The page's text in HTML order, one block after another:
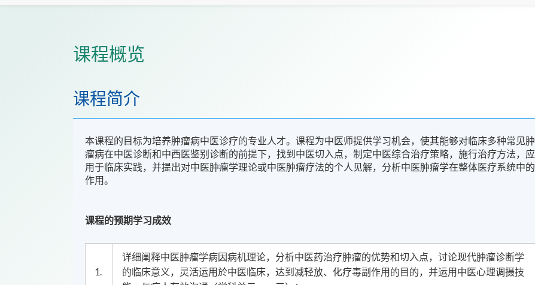
课程概览
课程简介
本课程的目标为培养肿瘤病中医诊疗的专业人才。课程为中医师提供学习机会，使其能够对临床多种常见肿
瘤病在中医诊断和中西医鉴别诊断的前提下，找到中医切入点，制定中医综合治疗策略，施行治疗方法，应
用于临床实践，并提出对中医肿瘤学理论或中医肿瘤疗法的个人见解，分析中医肿瘤学在整体医疗系统中的
作用。
课程的预期学习成效
1.
详细阐释中医肿瘤学病因病机理论，分析中医药治疗肿瘤的优势和切入点，讨论现代肿瘤诊断学
的临床意义，灵活运用於中医临床，达到减轻放、化疗毒副作用的目的，并运用中医心理调摄技